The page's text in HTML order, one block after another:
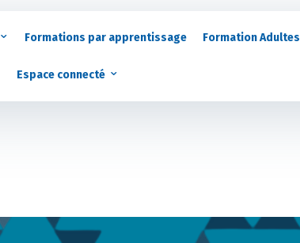
Formations par apprentissage Formation Adultes
Espace connecté